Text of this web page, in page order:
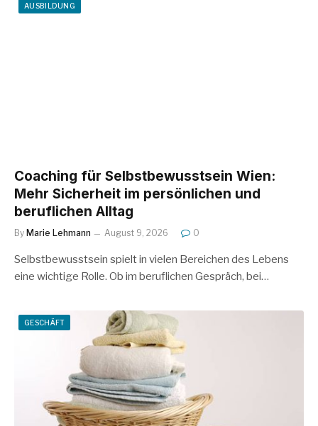
AUSBILDUNG
Coaching für Selbstbewusstsein Wien:
Mehr Sicherheit im persönlichen und
beruflichen Alltag
By Marie Lehmann August 9, 2026 0
Selbstbewusstsein spielt in vielen Bereichen des Lebens
eine wichtige Rolle. Ob im beruflichen Gespräch, bei…
GESCHÄFT